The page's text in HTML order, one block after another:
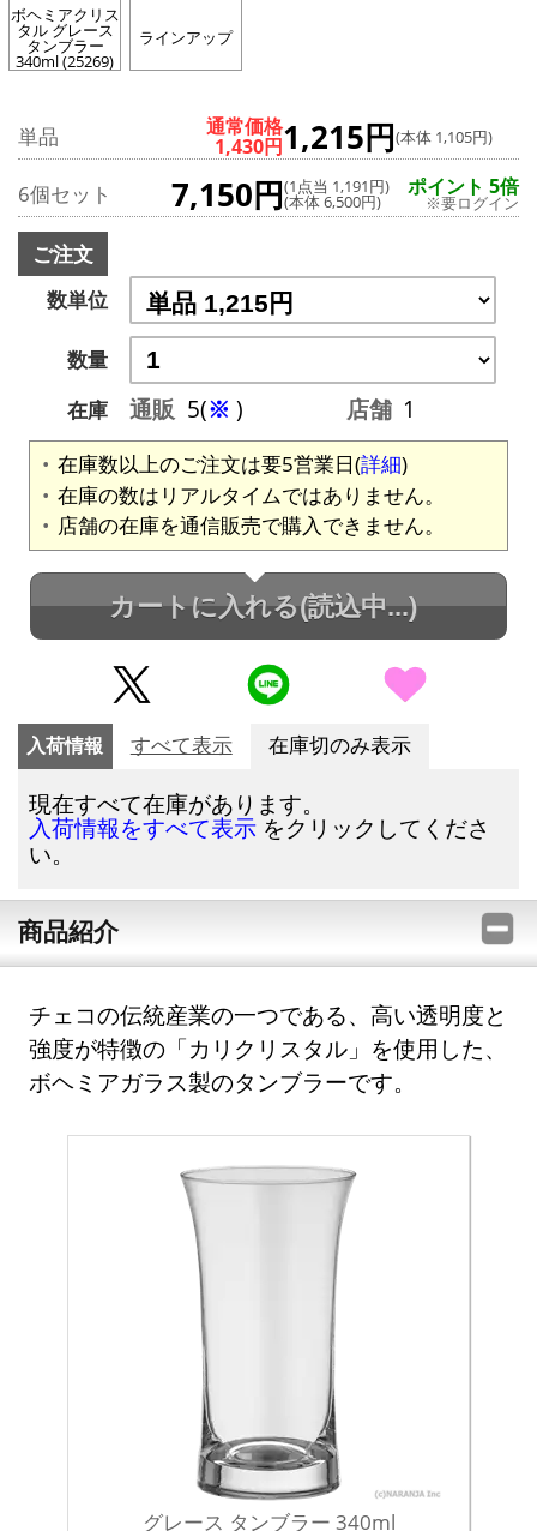
ボヘミアクリス
タル グレース
タンブラー
340ml (25269)
ラインアップ
単品 通常価格
1,430円1,215円(本体 1,105円)
6個セット 7,150円(1点当 1,191円)
(本体 6,500円)
ポイント 5倍
※要ログイン
ご注文
数単位
数量
在庫
通販 5(※ ) 店舗 1
在庫数以上のご注文は要5営業日(詳細)
在庫の数はリアルタイムではありません。
店舗の在庫を通信販売で購入できません。
カートに入れる(読込中...)
入荷情報 すべて表示 在庫切のみ表示
現在すべて在庫があります。
入荷情報をすべて表示 をクリックしてくださ
い。
商品紹介
チェコの伝統産業の一つである、高い透明度と
強度が特徴の「カリクリスタル」を使用した、
ボヘミアガラス製のタンブラーです。
グレース タンブラー 340ml